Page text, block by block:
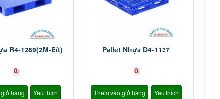
R4-1289(2M-Bít)
0
hàng Yêu thích
Pallet Nhựa D4-1137
0
Thêm vào giỏ hàng Yêu thích